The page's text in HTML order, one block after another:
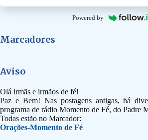
Powered by
Marcadores
Aviso
Olá irmãs e irmãos de fé!
Paz e Bem! Nas postagens antigas, há
programa de rádio Momento de Fé, do Padre
Todas estão no Marcador:
Orações-Momento de Fé